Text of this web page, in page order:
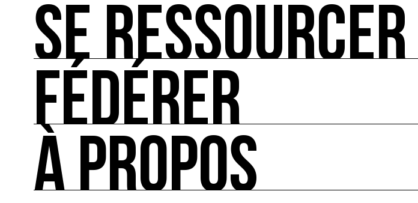
S’IMPLIQUER
Les bonnes pratiques, guides et outils pour réduire ses impacts.
SE RESSOURCER
SE RESSOURCER
Les ressources théoriques et inspirantes sur les enjeux croisés culture et
FÉDÉRER
FÉDÉRER
Le répertoire des acteurs de l’écologie culturelle en France et dans le monde.
À PROPOS